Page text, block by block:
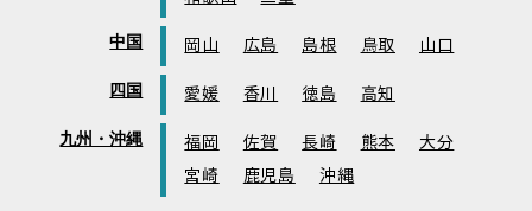
中国 岡山 広島 島根 鳥取 山口
四国 愛媛 香川 徳島 高知
九州・沖縄 福岡 佐賀 長崎 熊本
大分
宮崎
鹿児島 沖縄